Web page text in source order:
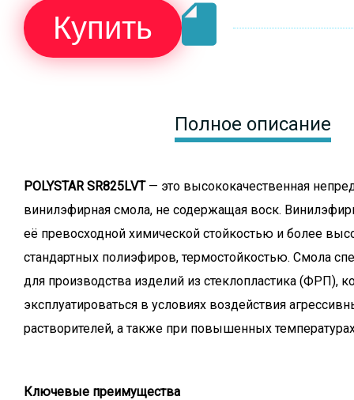
Купить
Полное описание
POLYSTAR SR825LVT — это высококачественная
винилэфирная смола, не содержащая воск.
её превосходной химической стойкостью и более
стандартных полиэфиров, термостойкостью. Смола
для производства изделий из стеклопластика (ФРП),
эксплуатироваться в условиях воздействия
растворителей, а также при повышенных
Ключевые преимущества